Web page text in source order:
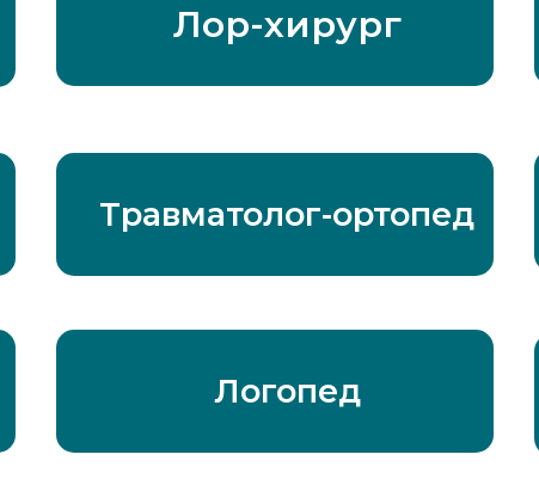
Логопед
Травматолог-ортопед
Лор-хирург